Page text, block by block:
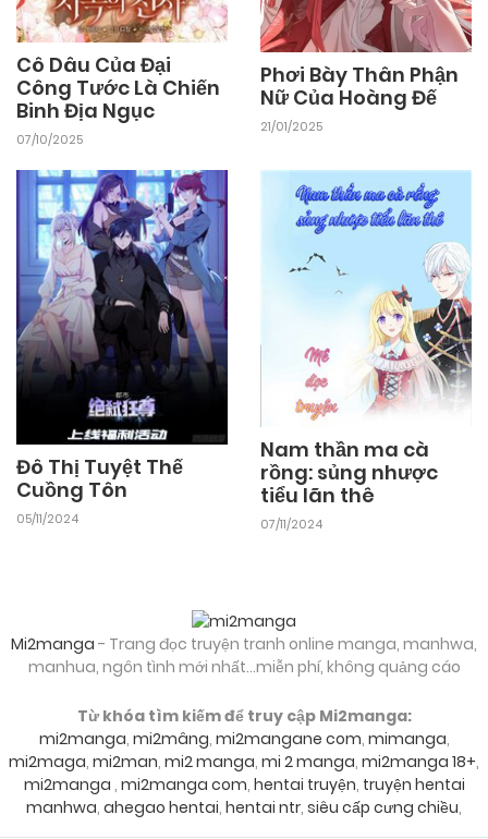
Cô Dâu Của Đại
Công Tước Là Chiến
Binh Địa Ngục
07/10/2025
Phơi Bày Thân Phận
Nữ Của Hoàng Đế
21/01/2025
Đô Thị Tuyệt Thế
Cuồng Tôn
05/11/2024
Nam thần ma cà
rồng: sủng nhược
tiểu lãn thê
07/11/2024
Mi2manga - Trang đọc truyện tranh online manga, manhwa,
manhua, ngôn tình mới nhất...miễn phí, không quảng cáo
Từ khóa tìm kiếm để truy cập Mi2manga:
mi2manga, mi2mâng, mi2mangane com, mimanga,
mi2maga, mi2man, mi2 manga, mi 2 manga, mi2manga 18+,
mi2manga , mi2manga com, hentai truyện, truyện hentai
manhwa, ahegao hentai, hentai ntr, siêu cấp cưng chiều,